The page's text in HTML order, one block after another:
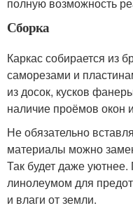
Сборка
Каркас собирается из
саморезами и
из досок, кусков
наличие проёмов окон
Не обязательно
материалы можно
Так будет даже
линолеумом для
и влаги от земли.